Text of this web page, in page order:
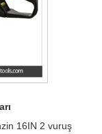
16IN 2 vuruş